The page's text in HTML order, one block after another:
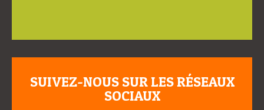
SUIVEZ-NOUS SUR LES RÉSEAUX
SOCIAUX